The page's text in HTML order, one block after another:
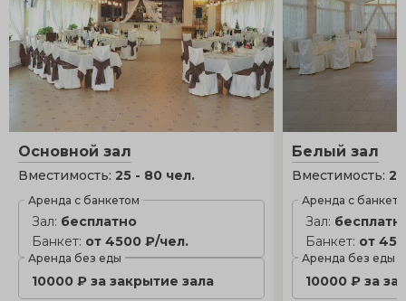
Основной зал
Вместимость: 25 - 80 чел.
Аренда с банкетом
Зал: бесплатно
Банкет: от 4500 ₽/чел.
Аренда без еды
10000 ₽ за закрытие зала
Белый зал
Вместимость:
Аренда с
Зал:
Банкет: от
Аренда без еды
10000 ₽ за